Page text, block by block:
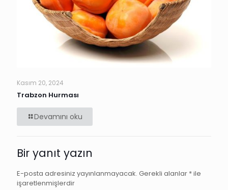
Kasım 20, 2024
Trabzon Hurması
Devamını oku
Bir yanıt yazın
E-posta adresiniz yayınlanmayacak. Gerekli alanlar *ile
işaretlenmişlerdir